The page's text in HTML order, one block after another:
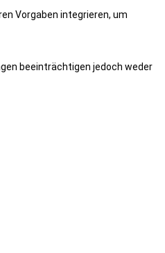
Vorgaben integrieren, um
beeinträchtigen jedoch weder